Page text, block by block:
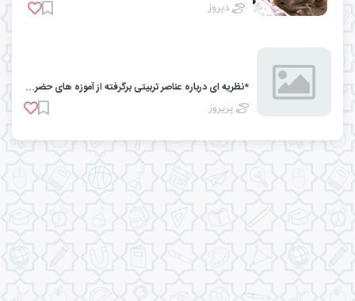
دیروز
*نظریه ای درباره عناصر تربیتی برگرفته از آموزه های حضرت امام صادق علیه السلام* ...
پریروز